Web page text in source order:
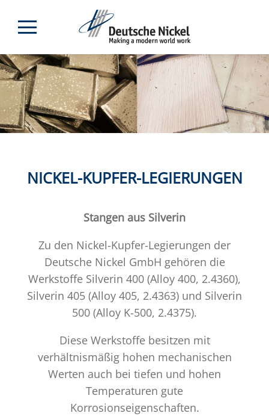
NICKEL-KUPFER-LEGIERUNGEN
Stangen aus Silverin
Zu den Nickel-Kupfer-Legierungen der
Deutsche Nickel GmbH gehören die
Werkstoffe Silverin 400 (Alloy 400, 2.4360),
Silverin 405 (Alloy 405, 2.4363) und Silverin
500 (Alloy K-500, 2.4375).
Diese Werkstoffe besitzen mit
verhältnismäßig hohen mechanischen
Werten auch bei tiefen und hohen
Temperaturen gute
Korrosionseigenschaften.